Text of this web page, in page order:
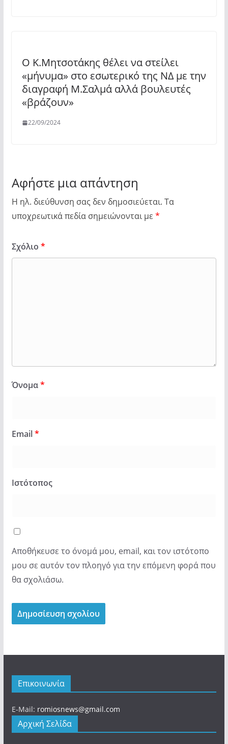
Ο Κ.Μητσοτάκης θέλει να στείλει
«μήνυμα» στο εσωτερικό της ΝΔ με την
διαγραφή Μ.Σαλμά αλλά βουλευτές
«βράζουν»
22/09/2024
Αφήστε μια απάντηση
Η ηλ. διεύθυνση σας δεν δημοσιεύεται. Τα
υποχρεωτικά πεδία σημειώνονται με *
Σχόλιο *
Όνομα*
Email*
Ιστότοπος
Αποθήκευσε το όνομά μου, email, και τον ιστότοπο
μου σε αυτόν τον πλοηγό για την επόμενη φορά που
θα σχολιάσω.
Επικοινωνία
E-Mail: romiosnews@gmail.com
Αρχική Σελίδα